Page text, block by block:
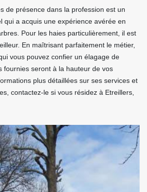
de présence dans la profession est un
qui a acquis une expérience avérée en
Pour les haies particulièrement, il est
En maîtrisant parfaitement le métier,
vous pouvez confier un élagage de
fournies seront à la hauteur de vos
plus détaillées sur ses services et
contactez-le si vous résidez à Etreillers,